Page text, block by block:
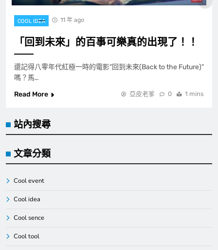
COOL IDEA 11 年 ago
「回到未來」的百事可樂真的出現了！！
還記得八零年代紅極一時的電影”回到未來(Back to the Future)”
嗎？馬…
Read More
亞皮老爹 0 1 mins
站內搜尋
文章分類
Cool event
Cool idea
Cool sence
Cool tool